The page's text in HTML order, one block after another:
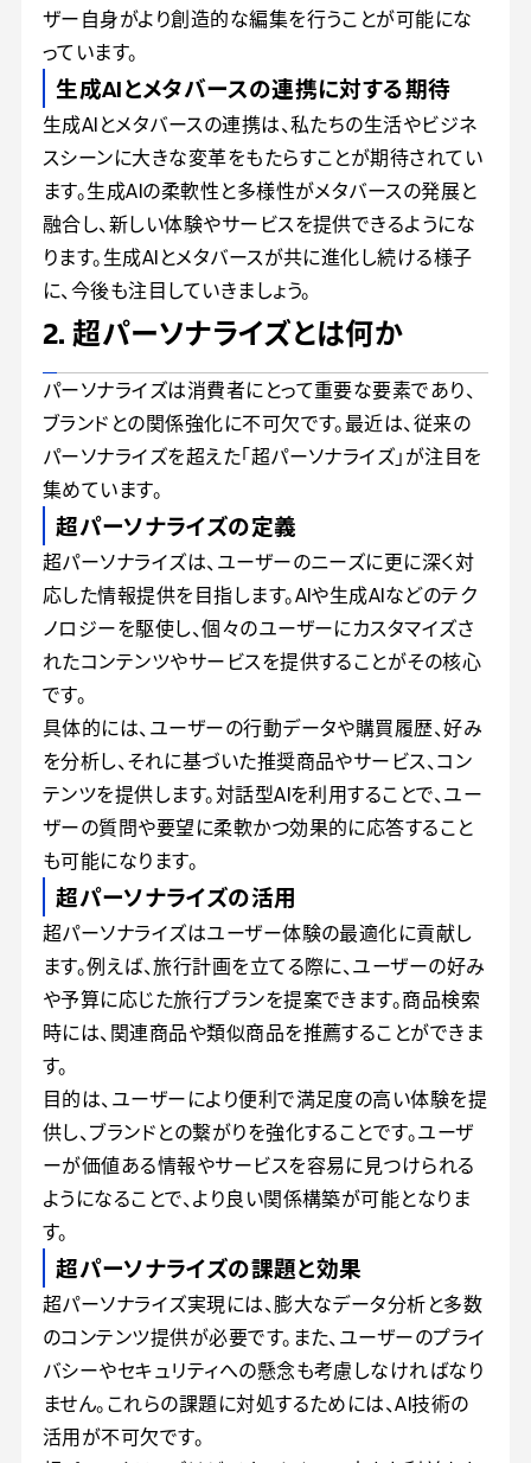
ザー自身がより創造的な編集を行うことが可能にな
っています。
生成AIとメタバースの連携に対する期待
生成AIとメタバースの連携は、私たちの生活やビジネ
スシーンに大きな変革をもたらすことが期待されてい
ます。生成AIの柔軟性と多様性がメタバースの発展と
融合し、新しい体験やサービスを提供できるようにな
ります。生成AIとメタバースが共に進化し続ける様子
に、今後も注目していきましょう。
2. 超パーソナライズとは何か
パーソナライズは消費者にとって重要な要素であり、
ブランドとの関係強化に不可欠です。最近は、従来の
パーソナライズを超えた「超パーソナライズ」が注目を
集めています。
超パーソナライズの定義
超パーソナライズは、ユーザーのニーズに更に深く対
応した情報提供を目指します。AIや生成AIなどのテク
ノロジーを駆使し、個々のユーザーにカスタマイズさ
れたコンテンツやサービスを提供することがその核心
です。
具体的には、ユーザーの行動データや購買履歴、好み
を分析し、それに基づいた推奨商品やサービス、コン
テンツを提供します。対話型AIを利用することで、ユー
ザーの質問や要望に柔軟かつ効果的に応答すること
も可能になります。
超パーソナライズの活用
超パーソナライズはユーザー体験の最適化に貢献し
ます。例えば、旅行計画を立てる際に、ユーザーの好み
や予算に応じた旅行プランを提案できます。商品検索
時には、関連商品や類似商品を推薦することができま
す。
目的は、ユーザーにより便利で満足度の高い体験を提
供し、ブランドとの繋がりを強化することです。ユーザ
ーが価値ある情報やサービスを容易に見つけられる
ようになることで、より良い関係構築が可能となりま
す。
超パーソナライズの課題と効果
超パーソナライズ実現には、膨大なデータ分析と多数
のコンテンツ提供が必要です。また、ユーザーのプライ
バシーやセキュリティへの懸念も考慮しなければなり
ません。これらの課題に対処するためには、AI技術の
活用が不可欠です。